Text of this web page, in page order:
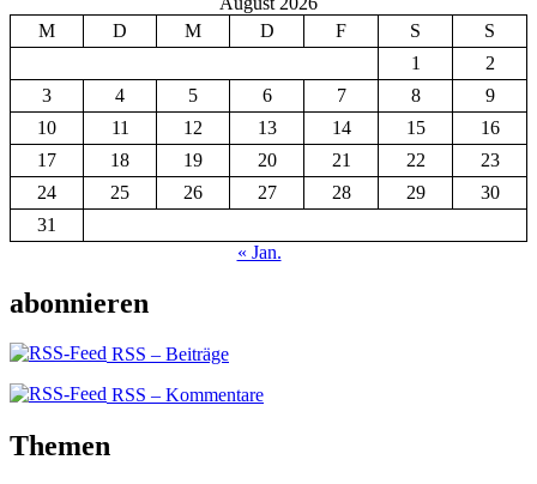
M
D M D F S
S
1
2
3
4 5 6 7 8
9
10
11 12 13 14 15
16
17
18 19 20 21 22
23
24
25 26 27 28 29
30
31
« Jan.
abonnieren
RSS – Beiträge
RSS – Kommentare
Themen